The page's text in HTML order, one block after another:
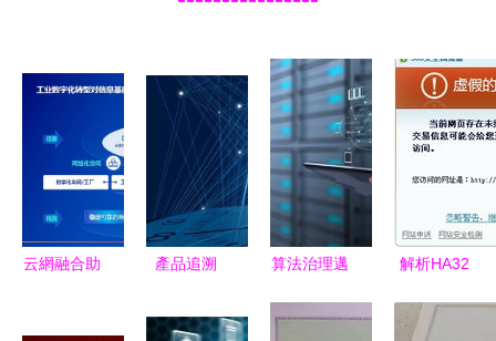
云網融合助
產品追溯
區塊鏈被5
算法治理邁
互聯網信息
解析HA32
攔截的可能